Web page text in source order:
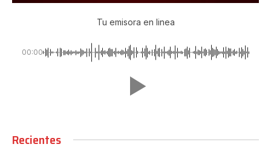
Tu emisora en linea
00:00
Recientes